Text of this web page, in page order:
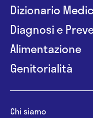
Dizionario
Diagnosi e
Alimentazione
Genitorialità
Chi siamo